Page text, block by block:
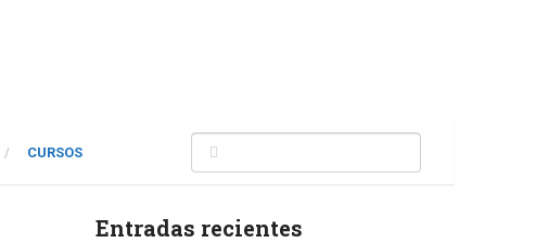
CURSOS
Entradas recientes